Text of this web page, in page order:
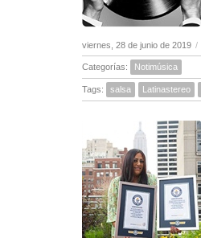
viernes, 28 de junio de 2019 /
Categorías: Notimúsica
Tags: salsa Latinastereo